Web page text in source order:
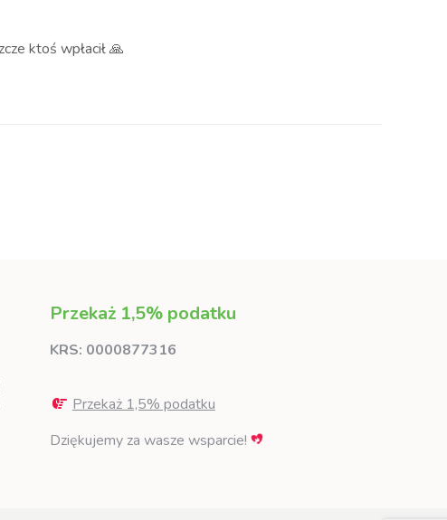
ktoś wpłacił 🙏
Przekaż 1,5% podatku
KRS: 0000877316
Przekaż 1,5% podatku
Dziękujemy za wasze wsparcie!